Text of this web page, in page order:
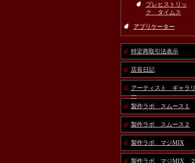
プレヒストリッ
ク タイムス
アプリケーター
特定商取引法表示
店長日記
アーティスト ギャラリ
ー
製作ラボ スムース１
製作ラボ スムース２
製作ラボ マジMIX
製作ラボ マジMIX ２